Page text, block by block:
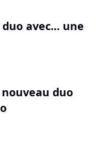
avec... une
duo